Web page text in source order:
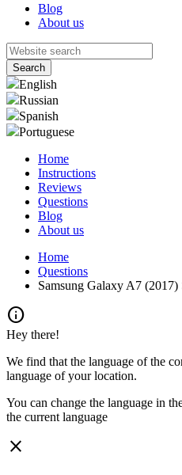
Blog
About us
English
Russian
Spanish
Portuguese
Home
Instructions
Reviews
Questions
Blog
About us
Home
Questions
Samsung Galaxy A7
info
Hey there!
We find that the language of the
language of your location.
You can change the language in
the current language
close